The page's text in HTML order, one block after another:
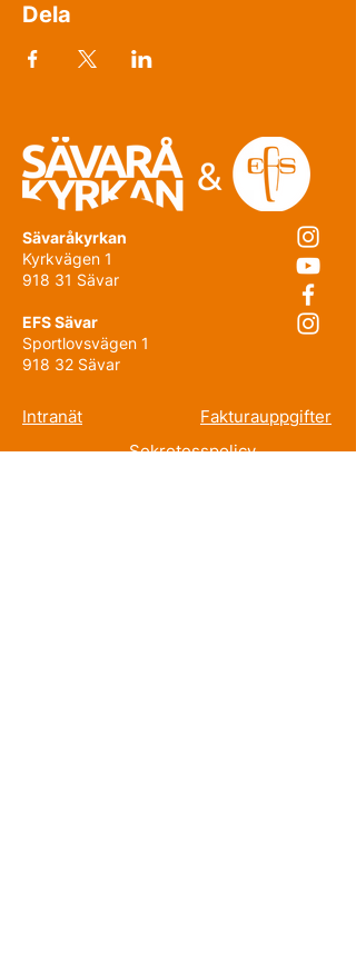
Dela
Sävaråkyrkan
Kyrkvägen 1
918 31 Sävar
EFS Sävar
Sportlovsvägen 1
918 32 Sävar
Fakturauppgifter
Intranät
Sekretesspolicy